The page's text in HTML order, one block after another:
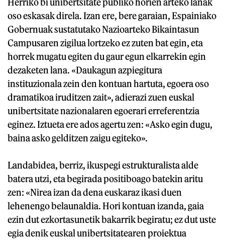
oso eskasak direla. Izan ere, bere garaian, Espainiako
Gobernuak sustatutako Nazioarteko Bikaintasun
Campusaren zigilua lortzeko ez zuten bat egin, eta
horrek mugatu egiten du gaur egun elkarrekin egin
dezaketen lana. «Daukagun azpiegitura
instituzionala zein den kontuan hartuta, egoera oso
dramatikoa iruditzen zait», adierazi zuen euskal
unibertsitate nazionalaren egoerari erreferentzia
eginez. Iztueta ere ados agertu zen: «Asko egin dugu,
baina asko gelditzen zaigu egiteko».
Landabidea, berriz, ikuspegi estrukturalista alde
batera utzi, eta begirada positiboago batekin aritu
zen: «Nirea izan da dena euskaraz ikasi duen
lehenengo belaunaldia. Hori kontuan izanda, gaia
ezin dut ezkortasunetik bakarrik begiratu; ez dut uste
egia denik euskal unibertsitatearen proiektua